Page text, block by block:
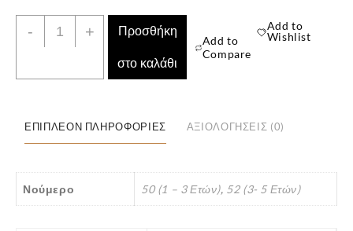
-
Παιδικό
Καπέλο
Disney
Mouse
Χρώματος
+ Προσθήκη
στο καλάθι
Add to
Compare
Add to
Wishlist
ΕΠΙΠΛΈΟΝ ΠΛΗΡΟΦΟΡΊΕΣ ΑΞΙΟΛΟΓΉΣΕΙΣ (0)
Νούμερο 50 (1 – 3 Ετών), 52 (3- 5 Ετών)